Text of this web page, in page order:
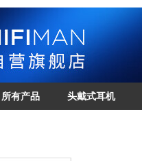
所有产品 头戴式耳机